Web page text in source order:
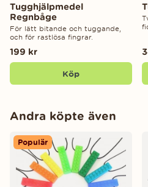
Tugghjälpmedel
Regnbåge
För lätt bitande och tuggande,
och för rastlösa fingrar.
199 kr
Köp
Andra köpte även
Populär